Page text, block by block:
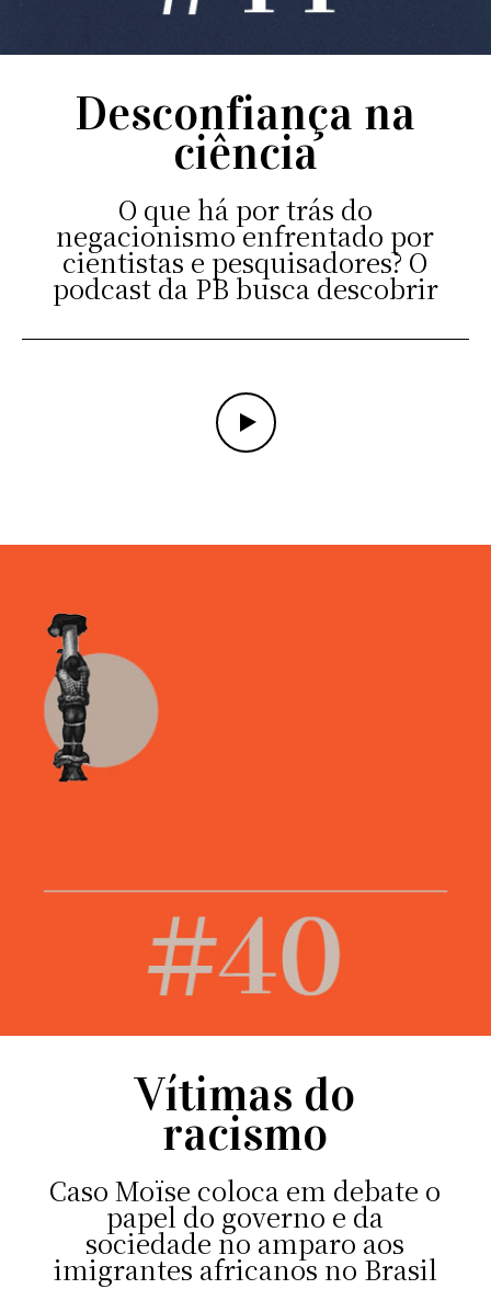
Desconfiança na
ciência
O que há por trás do
negacionismo enfrentado por
cientistas e pesquisadores? O
podcast da PB busca descobrir
Vítimas do
racismo
Caso Moïse coloca em debate o
papel do governo e da
sociedade no amparo aos
imigrantes africanos no Brasil